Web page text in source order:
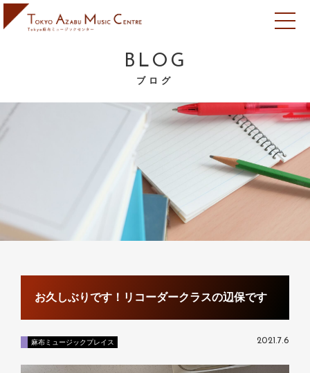
BLOG
ブログ
お久しぶりです！リコーダークラスの辺保です
麻布ミュージックプレイス 2021.7.6